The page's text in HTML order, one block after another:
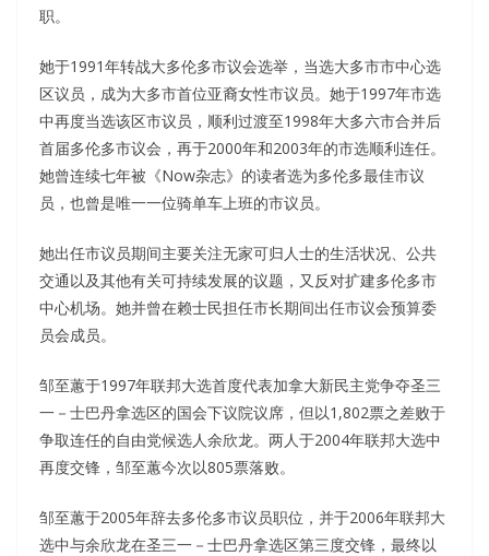
职。
她于1991年转战大多伦多市议会选举，当选大多市市中心选
区议员，成为大多市首位亚裔女性市议员。她于1997年市选
中再度当选该区市议员，顺利过渡至1998年大多六市合并后
首届多伦多市议会，再于2000年和2003年的市选顺利连任。
她曾连续七年被《Now杂志》的读者选为多伦多最佳市议
员，也曾是唯一一位骑单车上班的市议员。
她出任市议员期间主要关注无家可归人士的生活状况、公共
交通以及其他有关可持续发展的议题，又反对扩建多伦多市
中心机场。她并曾在赖士民担任市长期间出任市议会预算委
员会成员。
邹至蕙于1997年联邦大选首度代表加拿大新民主党争夺圣三
一－士巴丹拿选区的国会下议院议席，但以1,802票之差败于
争取连任的自由党候选人余欣龙。两人于2004年联邦大选中
再度交锋，邹至蕙今次以805票落败。
邹至蕙于2005年辞去多伦多市议员职位，并于2006年联邦大
选中与余欣龙在圣三一－士巴丹拿选区第三度交锋，最终以